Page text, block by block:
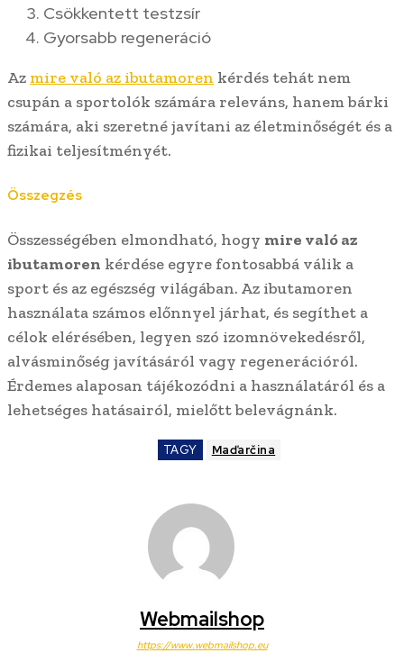
Csökkentett testzsír
Gyorsabb regeneráció
Az mire való az ibutamoren kérdés tehát nem
csupán a sportolók számára releváns, hanem bárki
számára, aki szeretné javítani az életminőségét és a
fizikai teljesítményét.
Összegzés
Összességében elmondható, hogy mire való az
ibutamoren kérdése egyre fontosabbá válik a
sport és az egészség világában. Az ibutamoren
használata számos előnnyel járhat, és segíthet a
célok elérésében, legyen szó izomnövekedésről,
alvásminőség javításáról vagy regenerációról.
Érdemes alaposan tájékozódni a használatáról és a
lehetséges hatásairól, mielőtt belevágnánk.
TAGY Maďarčina
Webmailshop
https://www.webmailshop.eu